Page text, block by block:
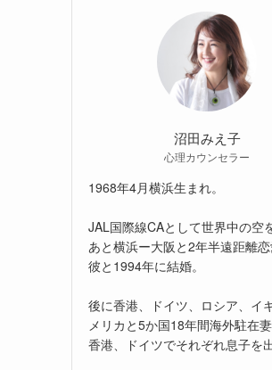
沼田みえ子
心理カウンセラー
1968年4月横浜生まれ。
JAL国際線CAとして世界中の空
あと横浜ー大阪と2年半遠距離
彼と1994年に結婚。
後に香港、ドイツ、ロシア、イ
メリカと5か国18年間海外駐在妻
香港、ドイツでそれぞれ息子を出